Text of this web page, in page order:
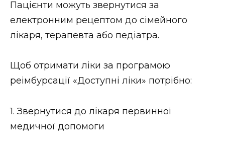
Пацієнти можуть звернутися за
електронним рецептом до сімейного
лікаря, терапевта або педіатра.
Щоб отримати ліки за програмою
реімбурсації «Доступні ліки» потрібно:
1. Звернутися до лікаря первинної
медичної допомоги